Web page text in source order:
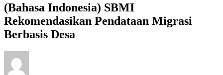
(Bahasa Indonesia) SBMI
Rekomendasikan Pendataan Migrasi
Berbasis Desa